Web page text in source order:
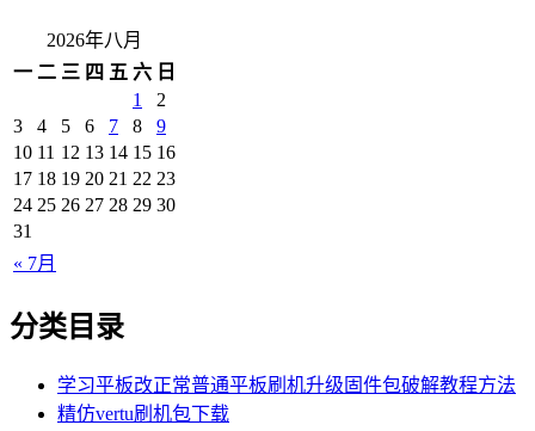
2026年八月
一 二 三 四 五 六 日
« 7月
1
2
3
4 5 6 7 8
9
10 11 12 13 14 15 16
17 18 19 20 21 22 23
24 25 26 27 28 29 30
31
分类目录
学习平板改正常普通平板刷机升级固件包破解教程方法
精仿vertu刷机包下载